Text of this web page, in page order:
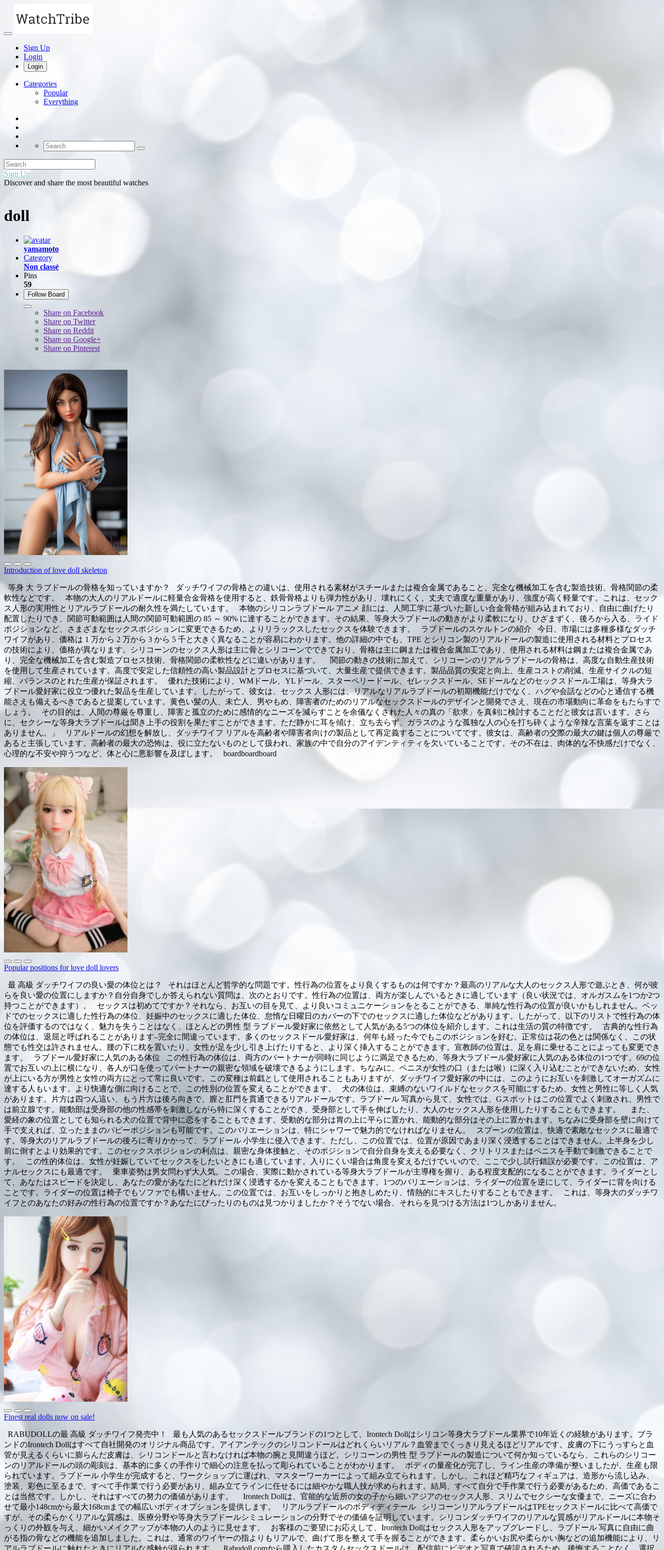
Sign Up
Login
Login
Categories
Popular
Everything
Sign Up
Discover and share the most beautiful watches
doll
yamamoto
Category
Non classé
Pins
59
Follow Board
Share on Facebook
Share on Twitter
Share on Reddit
Share on Google+
Share on Pinterest
Introduction of love doll skeleton
等身 大 ラブドールの骨格を知っていますか？ ダッチワイフの骨格との違いは、使用される素材がスチールまたは複合金属であること、完全な機械加工を含む製造技術、骨格関節の柔
軟性などです。 本物の大人のリアルドールに軽量合金骨格を使用すると、鉄骨骨格よりも弾力性があり、壊れにくく、丈夫で適度な重量があり、強度が高く軽量です。これは、セック
ス人形の実用性とリアルラブドールの耐久性を満たしています。 本物のシリコンラブドール アニメ 顔には、人間工学に基づいた新しい合金骨格が組み込まれており、自由に曲げたり
配置したりでき、関節可動範囲は人間の関節可動範囲の 85 ～ 90% に達することができます。その結果、等身大ラブドールの動きがより柔軟になり、ひざまずく、後ろから入る、ライド
ポジションなど、さまざまなセックスポジションに変更できるため、よりリラックスしたセックスを体験できます。 ラブドールのスケルトンの紹介 今日、市場には多種多様なダッチ
ワイフがあり、価格は 1 万から 2 万から 3 から 5 千と大きく異なることが容易にわかります。他の詳細の中でも、TPE とシリコン製のリアルドールの製造に使用される材料とプロセス
の技術により、価格が異なります。シリコーンのセックス人形は主に骨とシリコーンでできており、骨格は主に鋼または複合金属加工であり、使用される材料は鋼または複合金属であ
り、完全な機械加工を含む製造プロセス技術、骨格関節の柔軟性などに違いがあります。 関節の動きの技術に加えて、シリコーンのリアルラブドールの骨格は、高度な自動生産技術
を使用して生産されています。高度で安定した信頼性の高い製品設計とプロセスに基づいて、大量生産で提供できます。製品品質の安定と向上、生産コストの削減、生産サイクルの短
縮、バランスのとれた生産が保証されます。 優れた技術により、WMドール、YLドール、スターペリードール、ゼレックスドール、SEドールなどのセックスドール工場は、等身大ラ
ブドール愛好家に役立つ優れた製品を生産しています。したがって、彼女は、セックス 人形には、リアルなリアルラブドールの初期機能だけでなく、ハグや会話などの心と通信する機
能さえも備えるべきであると提案しています。黄色い髪の人、未亡人、男やもめ、障害者のためのリアルなセックスドールのデザインと開発でさえ、現在の市場動向に革命をもたらすで
しょう。 その目的は、人間の尊厳を尊重し、障害と孤立のために感情的なニーズを減らすことを余儀なくされた人々の真の「欲求」を真剣に検討することだと彼女は言います。さら
に、セクシーな等身大ラブドールは聞き上手の役割を果たすことができます。ただ静かに耳を傾け、立ち去らず、ガラスのような孤独な人の心を打ち砕くような辛辣な言葉を返すことは
ありません。」 リアルドールの幻想を解放し、ダッチワイフ リアルを高齢者や障害者向けの製品として再定義することについてです。彼女は、高齢者の交際の最大の鍵は個人の尊厳で
あると主張しています。高齢者の最大の恐怖は、役に立たないものとして扱われ、家族の中で自分のアイデンティティを欠いていることです。その不在は、肉体的な不快感だけでなく、
心理的な不安や抑うつなど、体と心に悪影響を及ぼします。 boardboardboard
Popular positions for love doll lovers
最 高級 ダッチワイフの良い愛の体位とは？ それはほとんど哲学的な問題です。性行為の位置をより良くするものは何ですか？最高のリアルな大人のセックス人形で遊ぶとき、何が彼
らを良い愛の位置にしますか？自分自身でしか答えられない質問は、次のとおりです。性行為の位置は、両方が楽しんでいるときに適しています（良い状況では、オルガスムを1つか2つ
持つことができます）。 セックスは初めてですか？それなら、お互いの目を見て、より良いコミュニケーションをとることができる、単純な性行為の位置が良いかもしれません。ベッ
ドでのセックスに適した性行為の体位、妊娠中のセックスに適した体位、怠惰な日曜日のカバーの下でのセックスに適した体位などがあります。したがって、以下のリストで性行為の体
位を評価するのではなく、魅力を失うことはなく、ほとんどの男性 型 ラブドール愛好家に依然として人気がある5つの体位を紹介します。これは生活の質の特徴です。 古典的な性行為
の体位は、退屈と呼ばれることがあります–完全に間違っています。多くのセックスドール愛好家は、何年も経った今でもこのポジションを好む。正常位は花の色とは関係なく、この状
態でも性交は許されません。腰の下に枕を置いたり、女性が足を少し引き上げたりすると、より深く挿入することができます。宣教師の位置は、足を肩に乗せることによっても変更でき
ます。 ラブドール愛好家に人気のある体位 この性行為の体位は、両方のパートナーが同時に同じように満足できるため、等身大ラブドール愛好家に人気のある体位の1つです。69の位
置でお互いの上に横になり、各人が口を使ってパートナーの親密な領域を破壊できるようにします。ちなみに、ペニスが女性の口（または喉）に深く入り込むことができないため、女性
が上にいる方が男性と女性の両方にとって常に良いです。この変種は前戯として使用されることもありますが、ダッチワイフ愛好家の中には、このようにお互いを刺激してオーガズムに
達する人もいます。より快適な側に向けることで、この性別の位置を変えることができます。 犬の体位は、束縛のないワイルドなセックスを可能にするため、女性と男性に等しく人気
があります。片方は四つん這い、もう片方は後ろ向きで、膣と肛門を貫通できるリアルドールです。ラブドール 写真から見て、女性では、Gスポットはこの位置でよく刺激され、男性で
は前立腺です。能動部は受身部の他の性感帯を刺激しながら特に深くすることができ、受身部として手を伸ばしたり、大人のセックス人形を使用したりすることもできます。 また、
愛経の象の位置としても知られる犬の位置で背中に恋をすることもできます。受動的な部分は胃の上に平らに置かれ、能動的な部分はその上に置かれます。ちなみに受身部を壁に向けて
手で支えれば、立ったままのパピーポジションも可能です。このバリエーションは、特にシャワーで魅力的でなければなりません。 スプーンの位置は、快適で素敵なセックスに最適で
す。等身大のリアルラブドールの後ろに寄りかかって、ラブドール 小学生に侵入できます。ただし、この位置では、位置が原因であまり深く浸透することはできません。上半身を少し
前に倒すとより効果的です。このセックスポジションの利点は、親密な身体接触と、そのポジションで自分自身を支える必要なく、クリトリスまたはペニスを手動で刺激できることで
す。 この性的体位は、女性が妊娠していてセックスをしたいときにも適しています。入りにくい場合は角度を変えるだけでいいので、ここで少し試行錯誤が必要です。この位置は、ア
ナルセックスにも最適です。 乗車姿勢は男女問わず大人気。この場合、実際に動かされている等身大ラブドールが主導権を握り、ある程度支配的になることができます。ライダーとし
て、あなたはスピードを決定し、あなたの愛があなたにどれだけ深く浸透するかを変えることもできます。1つのバリエーションは、ライダーの位置を逆にして、ライダーに背を向ける
ことです。ライダーの位置は椅子でもソファでも構いません。この位置では、お互いをしっかりと抱きしめたり、情熱的にキスしたりすることもできます。 これは、等身大のダッチワ
イフとのあなたの好みの性行為の位置ですか？あなたにぴったりのものは見つかりましたか？そうでない場合、それらを見つける方法は1つしかありません。
Finest real dolls now on sale!
RABUDOLLの最 高級 ダッチワイフ発売中！ 最も人気のあるセックスドールブランドの1つとして、Irontech Dollはシリコン等身大ラブドール業界で10年近くの経験があります。ブラ
ンドのIrontech Dollはすべて自社開発のオリジナル商品です。アイアンテックのシリコンドールはどれくらいリアル？血管までくっきり見えるほどリアルです。皮膚の下にうっすらと血
管が見えるくらいに膨らんだ皮膚は、シリコンドールと言わなければ本物の腕と見間違うほど。シリコーンの男性 型 ラブドールの製造について何か知っているなら、これらのシリコー
ンのリアルドールの頭の彫刻は、基本的に多くの手作りで細心の注意を払って彫られていることがわかります。 ボディの量産化が完了し、ライン生産の準備が整いましたが、生産も限
られています。ラブドール 小学生が完成すると、ワークショップに運ばれ、マスターワーカーによって組み立てられます。しかし、これほど精巧なフィギュアは、造形から流し込み、
塗装、彩色に至るまで、すべて手作業で行う必要があり、組み立てラインに任せるには細やかな職人技が求められます。結局、すべて自分で手作業で行う必要があるため、高価であるこ
とは当然です。しかし、それはすべての努力の価値があります。 Irontech Dollは、官能的な近所の女の子から細いアジアのセックス人形、スリムでセクシーな女優まで、ニーズに合わ
せて最小148cmから最大168cmまでの幅広いボディオプションを提供します。 リアルラブドールのボディディテール シリコーンリアルラブドールはTPEセックスドールに比べて高価で
すが、その柔らかくリアルな質感は、医療分野や等身大ラブドールシミュレーションの分野でその価値を証明しています。シリコンダッチワイフのリアルな質感がリアルドールに本物そ
っくりの外観を与え、細かいメイクアップが本物の人のように見せます。 お客様のご要望にお応えして、Irontech Dollはセックス人形をアップグレードし、ラブドール 写真に自由に曲
がる指の骨などの機能を追加しました。これは、通常のワイヤーの指よりもリアルで、曲げて形を整えて手を握ることができます。柔らかいお尻や柔らかい胸などの追加機能により、リ
アルラブドールに触れたときにリアルな感触が得られます。 Rabudoll.comから購入したカスタムセックスドールは、配信前にビデオと写真で確認されるため、後悔することなく、選択